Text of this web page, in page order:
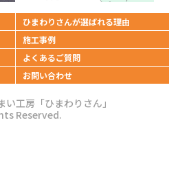
ひまわりさんが選ばれる理由
施工事例
よくあるご質問
お問い合わせ
工房「ひまわりさん」
Reserved.